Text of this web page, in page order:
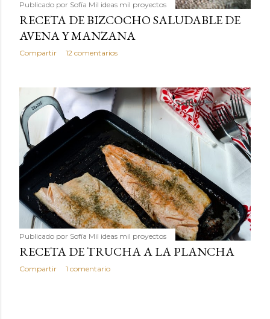
Publicado por Sofía Mil ideas mil proyectos
RECETA DE BIZCOCHO SALUDABLE DE
AVENA Y MANZANA
Compartir 12 comentarios
Publicado por Sofía Mil ideas mil proyectos
RECETA DE TRUCHA A LA PLANCHA
Compartir 1 comentario